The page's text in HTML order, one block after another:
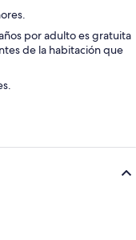
por adulto es gratuita
de la habitación que